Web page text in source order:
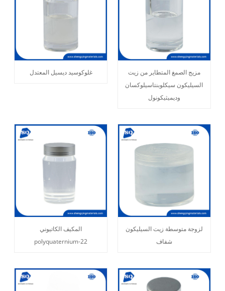
مزيج الصمغ المتطاير من زيت
السيليكون سيكلوبنتاسيلوكسان
وديميثيكونول
غلوكوسيد ديسيل المعتدل
لزوجة متوسطة زيت السيليكون
شفاف
المكيف الكاتيوني
polyquaternium-22